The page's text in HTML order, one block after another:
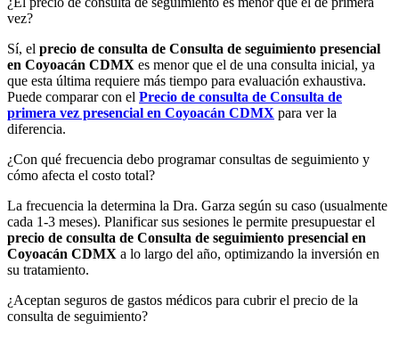
vez?
Sí, el precio de consulta de Consulta de seguimiento presencial
en Coyoacán CDMX es menor que el de una consulta inicial, ya
que esta última requiere más tiempo para evaluación exhaustiva.
Puede comparar con el Precio de consulta de Consulta de
primera vez presencial en Coyoacán CDMX para ver la
diferencia.
¿Con qué frecuencia debo programar consultas de seguimiento y
cómo afecta el costo total?
La frecuencia la determina la Dra. Garza según su caso (usualmente
cada 1-3 meses). Planificar sus sesiones le permite presupuestar el
precio de consulta de Consulta de seguimiento presencial en
Coyoacán CDMX a lo largo del año, optimizando la inversión en
su tratamiento.
¿Aceptan seguros de gastos médicos para cubrir el precio de la
consulta de seguimiento?